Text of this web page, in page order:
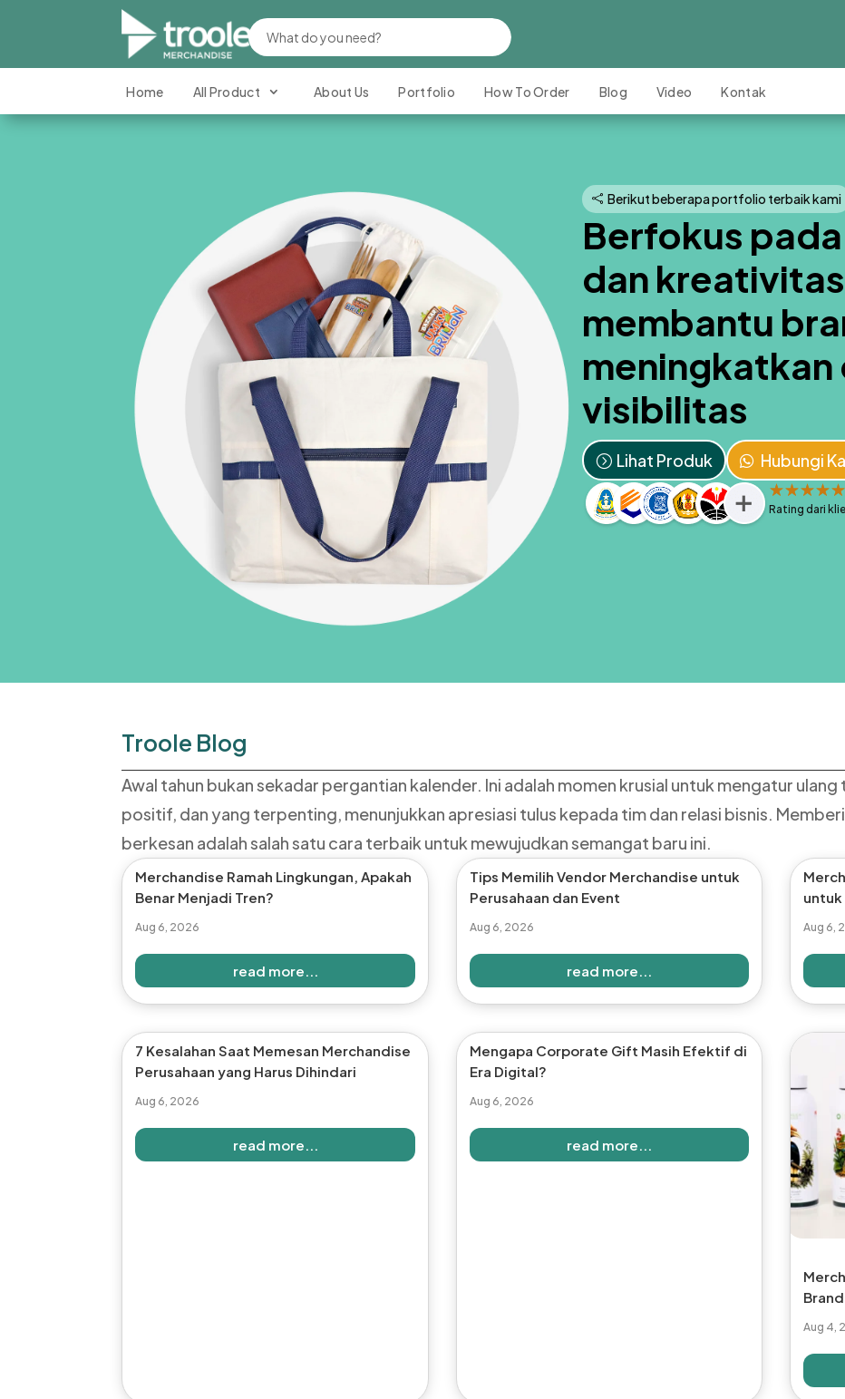
Home All Product About Us Portfolio How To Order Blog Video Kontak
Berikut beberapa portfolio terbaik kami
Berfokus
dan
membantu
meningkatkan
visibilitas
Lihat Produk Hubungi
☆☆☆☆☆
Rating dari
Troole Blog
Awal tahun bukan sekadar pergantian kalender. Ini adalah momen krusial untuk mengatur
positif, dan yang terpenting, menunjukkan apresiasi tulus kepada tim dan relasi bisnis.
berkesan adalah salah satu cara terbaik untuk mewujudkan semangat baru ini.
Merchandise Ramah Lingkungan, Apakah
Benar Menjadi Tren?
Aug 6, 2026
read more...
Tips Memilih Vendor Merchandise untuk
Perusahaan dan Event
Aug 6, 2026
read more...
untuk
Aug 6,
7 Kesalahan Saat Memesan Merchandise
Perusahaan yang Harus Dihindari
Aug 6, 2026
read more...
Mengapa Corporate Gift Masih Efektif di
Era Digital?
Aug 6, 2026
read more...
Aug 4,